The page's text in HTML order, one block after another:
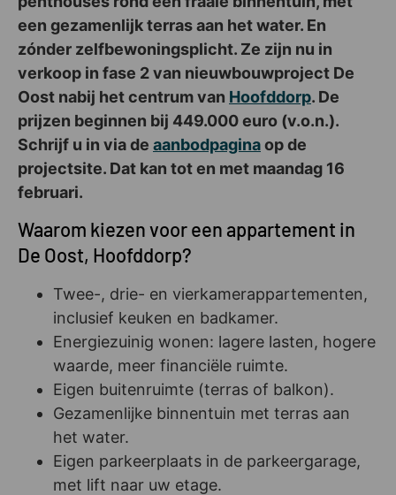
een gezamenlijk terras aan het water. En
zónder zelfbewoningsplicht. Ze zijn nu in
verkoop in fase 2 van nieuwbouwproject De
Oost nabij het centrum van Hoofddorp. De
prijzen beginnen bij 449.000 euro (v.o.n.).
Schrijf u in via de aanbodpaginaop de
projectsite. Dat kan tot en met maandag 16
februari.
Waarom kiezen voor een appartement in
De Oost, Hoofddorp?
Twee-, drie- en vierkamerappartementen,
inclusief keuken en badkamer.
Energiezuinig wonen: lagere lasten, hogere
waarde, meer financiële ruimte.
Eigen buitenruimte (terras of balkon).
Gezamenlijke binnentuin met terras aan
het water.
Eigen parkeerplaats in de parkeergarage,
met lift naar uw etage.